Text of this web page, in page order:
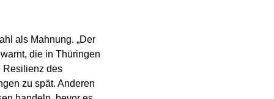
als Mahnung. „Der
die in Thüringen
Resilienz des
zu spät. Anderen